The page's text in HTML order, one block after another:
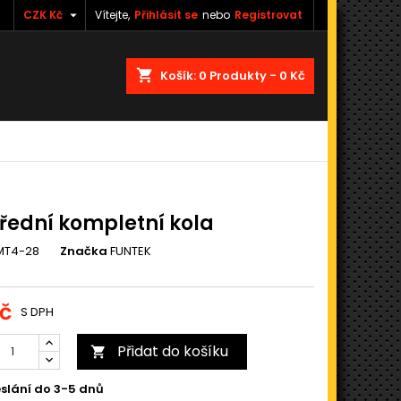
Vítejte, Přihlásit se nebo Registrovat
CZK Kč 
shopping_cart Košík: 0 Produkty - 0 Kč
kompletní kola
28 Značka FUNTEK
S DPH
 Přidat do košíku
do 3-5 dnů